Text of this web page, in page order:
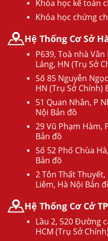
Khóa học kế toán
Khóa học chứng
Hệ Thống Cơ Sở
P639, Toà nhà
Láng, HN (Trụ Sở
Số 85 Nguyễn
HN (Trụ Sở Chính)
51 Quan Nhân, P
Nội Bản đồ
29 Vũ Phạm Hàm,
Bản đồ
Số 52 Phố Chùa
Bản đồ
2 Tôn Thất
Liêm, Hà Nội Bản
Hệ Thống Cơ Cở
Lầu 2, 520 Đường
HCM (Trụ Sở